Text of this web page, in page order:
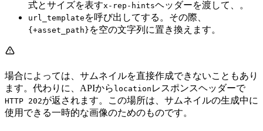
式とサイズを表すx-rep-hintsヘッダーを渡して、 。
url_template を呼び出してする。その際、
{+asset_path} を空の文字列に置き換えます。
場合によっては、サムネイルを直接作成できないこともあり
ます。代わりに、APIから location レスポンスヘッダーで
HTTP 202が返されます。この場所は、サムネイルの生成中に
使用できる一時的な画像のためのものです。